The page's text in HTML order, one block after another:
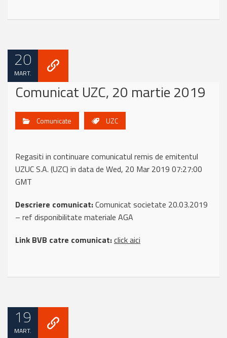
20
MART.
Comunicat UZC, 20 martie 2019
Comunicate UZC
Regasiti in continuare comunicatul remis de emitentul
UZUC S.A. (UZC) in data de Wed, 20 Mar 2019 07:27:00
GMT
Descriere comunicat:Comunicat societate 20.03.2019
– ref disponibilitate materiale AGA
Link BVB catre comunicat:click aici
19
MART.